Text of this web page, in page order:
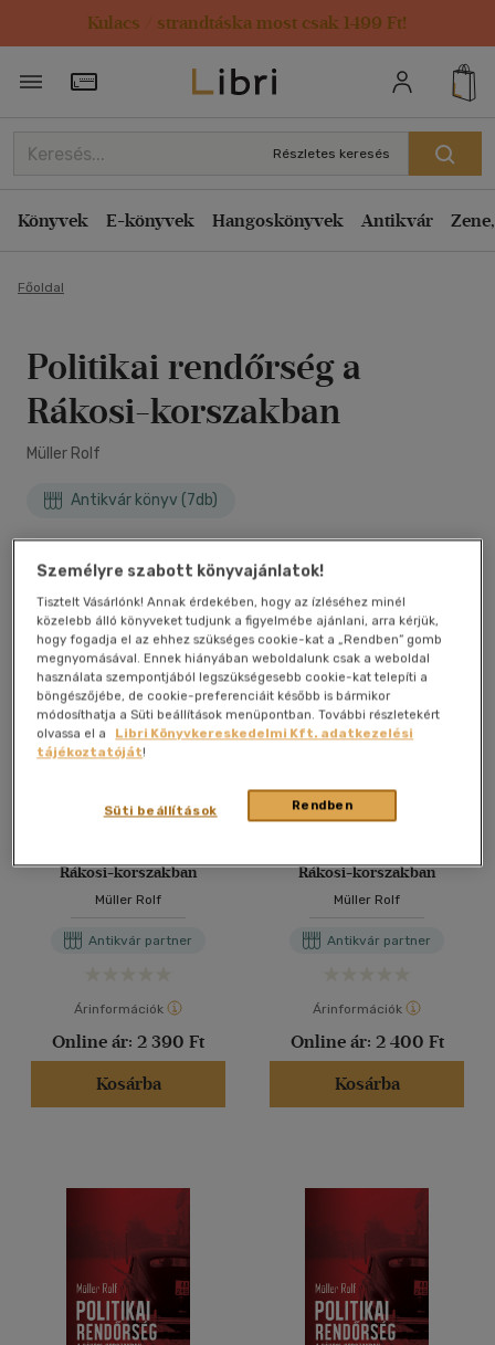
Kulacs / strandtáska most csak 1499 Ft!
Törzsvásárlói Kártya adatai
Részletes keresés
Könyvek E-könyvek Hangoskönyvek Antikvár
Főoldal
Politikai rendőrség a
Rákosi-korszakban
Müller Rolf
Antikvár könyv (7db)
További formátumok
Rákosi-korszakban
Müller Rolf
Antikvár partner
Árinformációk
Online ár: 2 390 Ft
Kosárba
Rákosi-korszakban
Müller Rolf
Antikvár partner
Árinformációk
Online ár: 2 400 Ft
Kosárba
Személyre szabott könyvajánlatok!
Tisztelt Vásárlónk! Annak érdekében, hogy az ízléséhez minél
közelebb álló könyveket tudjunk a figyelmébe ajánlani, arra kérjük,
hogy fogadja el az ehhez szükséges cookie-kat a „Rendben” gomb
megnyomásával. Ennek hiányában weboldalunk csak a weboldal
használata szempontjából legszükségesebb cookie-kat telepíti a
böngészőjébe, de cookie-preferenciáit később is bármikor
módosíthatja a Süti beállítások menüpontban. További részletekért
olvassa el a
Libri Könyvkereskedelmi Kft. adatkezelési
tájékoztatóját!
Rendben
Süti beállítások